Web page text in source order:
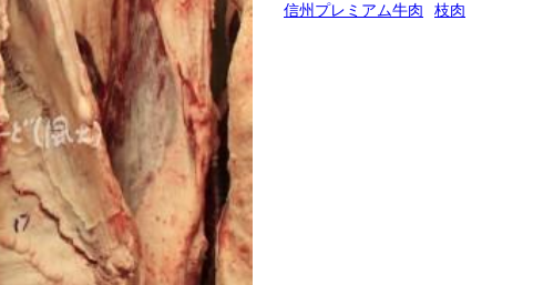
信州プレミアム牛肉
枝肉